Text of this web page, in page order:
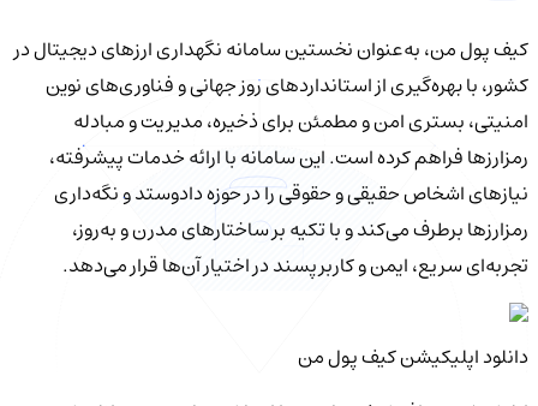
کیف‌ پول من، به‌عنوان نخستین سامانه نگهداری ارزهای دیجیتال در
کشور، با بهره‌گیری از استانداردهای روز جهانی و فناوری‌های نوین
امنیتی، بستری امن و مطمئن برای ذخیره، مدیریت و مبادله
رمزارزها فراهم کرده است. این سامانه با ارائه خدمات پیشرفته،
نیازهای اشخاص حقیقی و حقوقی را در حوزه دادوستد و نگه‌داری
رمزارزها برطرف می‌کند و با تکیه بر ساختارهای مدرن و به‌روز،
تجربه‌ای سریع، ایمن و کاربرپسند در اختیار آن‌ها قرار می‌دهد.
دانلود اپلیکیشن کیف‌ پول من